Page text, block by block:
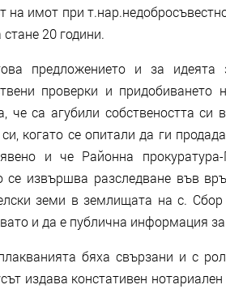
на имот при
20 години.
предложението и за идеята
проверки и
че са агубили собствеността си
когато се опитали да ги
и че Районна
се извършва разследване във
земи в землищата на с.
и да е публична информация
бяха свързани и с
издава констативен